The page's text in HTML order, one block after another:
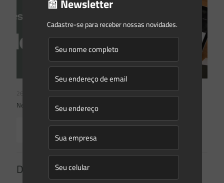
26/05/2026
Newsletter Saes Advogados | Ed. nº240
Read more
Deixe um comentário
📰 Newsletter
Cadastre-se para receber nossas novidades.